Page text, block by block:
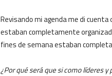
Revisando mi agenda me di
estaban completamente
fines de semana estaban
¿Por qué será que si como líderes